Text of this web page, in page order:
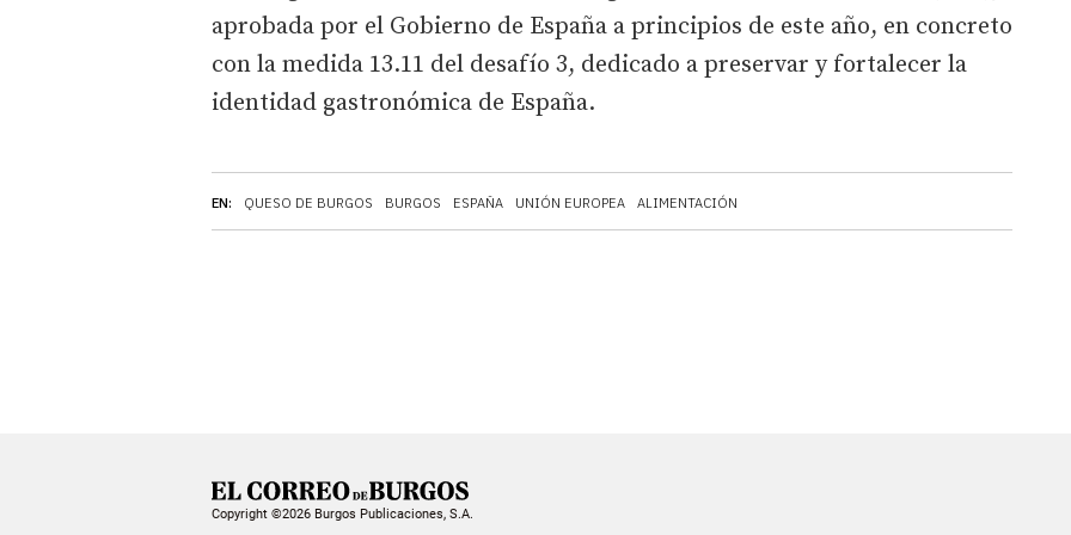
EN: QUESO DE BURGOS BURGOS ESPAÑA UNIÓN EUROPEA ALIMENTACIÓN
aprobada por el Gobierno de España a principios de este año, en concreto
con la medida 13.11 del desafío 3, dedicado a preservar y fortalecer la
identidad gastronómica de España.
Copyright ©2026 Burgos Publicaciones, S.A.